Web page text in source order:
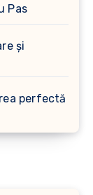
Pas
și
perfectă